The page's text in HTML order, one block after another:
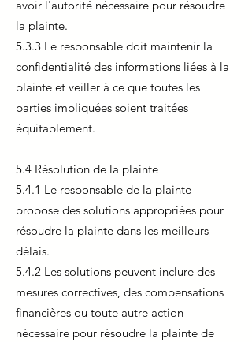
avoir l'autorité nécessaire pour résoudre
la plainte.
5.3.3 Le responsable doit maintenir la
confidentialité des informations liées à la
plainte et veiller à ce que toutes les
parties impliquées soient traitées
équitablement.
5.4 Résolution de la plainte
5.4.1 Le responsable de la plainte
propose des solutions appropriées pour
résoudre la plainte dans les meilleurs
délais.
5.4.2 Les solutions peuvent inclure des
mesures correctives, des compensations
financières ou toute autre action
nécessaire pour résoudre la plainte de